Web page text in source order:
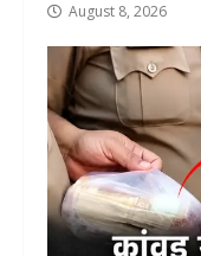
August 8, 2026